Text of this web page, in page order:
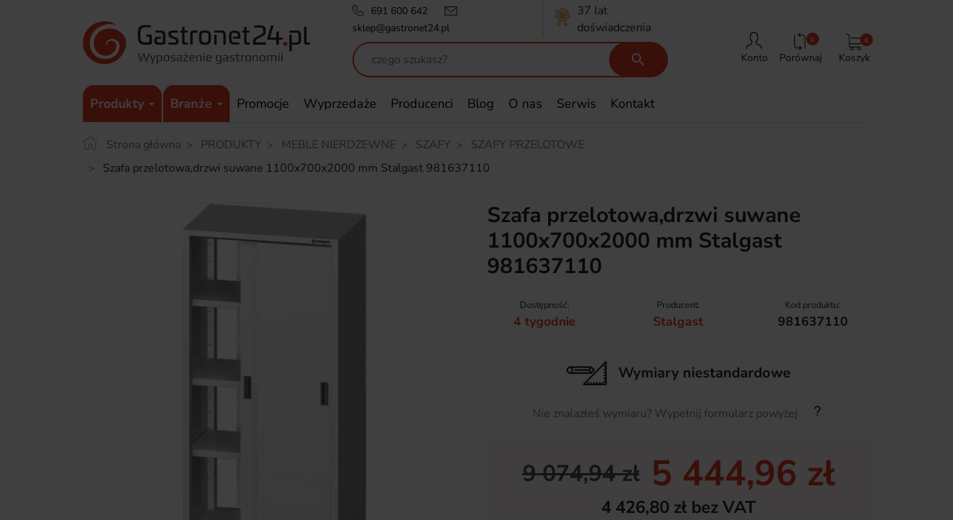
691 600 642
sklep@gastronet24.pl
37 lat
doświadczenia
 Konto
0
Porównaj Koszyk
0
Produkty Branże Promocje Wyprzedaże Producenci Blog O nas Serwis Kontakt
Strona główna PRODUKTY MEBLE NIERDZEWNE SZAFY
SZAFY PRZELOTOWE
Szafa przelotowa,drzwi suwane 1100x700x2000 mm Stalgast 981637110
Szafa przelotowa,drzwi suwane
1100x700x2000 mm Stalgast
981637110
Dostępność:
4 tygodnie
Producent:
Stalgast
Kod produktu:
981637110
Wymiary niestandardowe
Nie znalazłeś wymiaru? Wypełnij formularz powyżej
9 074,94 zł 5 444,96 zł
4 426,80 zł bez VAT